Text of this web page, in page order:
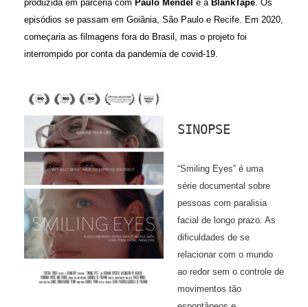
produzida em parceria com Paulo Mendel e a BlankTape. Os
episódios se passam em Goiânia, São Paulo e Recife. Em 2020,
começaria as filmagens fora do Brasil, mas o projeto foi
interrompido por conta da pandemia de covid-19.
SINOPSE
“Smiling Eyes” é uma
série documental sobre
pessoas com paralisia
facial de longo prazo. As
dificuldades de se
relacionar com o mundo
ao redor sem o controle de
movimentos tão